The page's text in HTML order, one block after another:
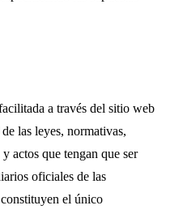
a través del sitio web
las leyes, normativas,
actos que tengan que ser
oficiales de las
el único